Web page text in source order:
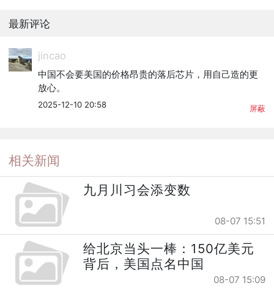
最新评论
jincao
中国不会要美国的价格昂贵的落后芯片，用自己造的更
放心。
2025-12-10 20:58 屏蔽
相关新闻
九月川习会添变数
08-07 15:51
给北京当头一棒：150亿美元
背后，美国点名中国
08-07 15:09